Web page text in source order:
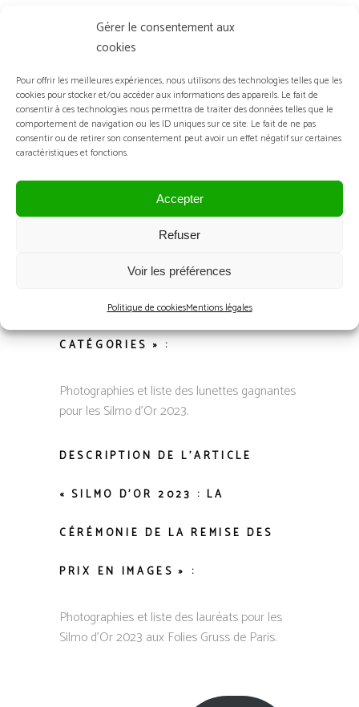
Gérer le consentement aux
cookies
Pour offrir les meilleures expériences, nous utilisons des technologies telles que les
cookies pour stocker et/ou accéder aux informations des appareils. Le fait de
consentir à ces technologies nous permettra de traiter des données telles que le
comportement de navigation ou les ID uniques sur ce site. Le fait de ne pas
consentir ou de retirer son consentement peut avoir un effet négatif sur certaines
caractéristiques et fonctions.
Accepter
Refuser
Voir les préférences
Politique de cookiesMentions légales
Lafont x Pierre Frey : La maison Pierre Frey
représente la tradition française avec son titre
d’Entreprise du Patrimoine Vivant (EPV) dans
le domaine du textile d’ameublement.
Lafont x Sekimoto : Satoshi Sekimoto (Maison
Sekimoto), Meilleur Ouvrier de France (MOF)
en Broderie Haute Couture et Maître artisan
en métier d’art, présente l’innovation et
l’exception.
DESCRIPTION DE L’ARTICLE
« SILMO D’OR 2023 : DÉCOUVREZ
LES LAURÉATS DE CHACUNE DES
CATÉGORIES » :
Photographies et liste des lunettes gagnantes
pour les Silmo d’Or 2023.
DESCRIPTION DE L’ARTICLE
« SILMO D’OR 2023 : LA
CÉRÉMONIE DE LA REMISE DES
PRIX EN IMAGES » :
Photographies et liste des lauréats pour les
Silmo d’Or 2023 aux Folies Gruss de Paris.